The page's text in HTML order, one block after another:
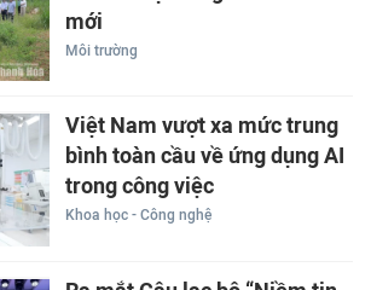
mới
Môi trường
Việt Nam vượt xa mức trung
bình toàn cầu về ứng dụng AI
trong công việc
Khoa học - Công nghệ